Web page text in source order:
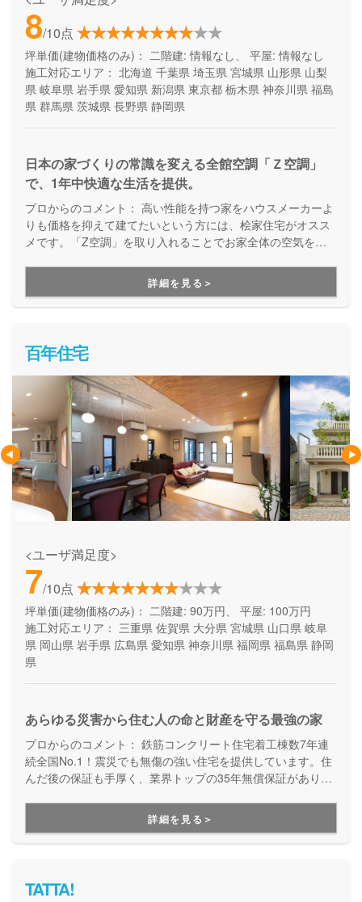
8/10点
坪単価(建物価格のみ)： 二階建: 情報なし、 平屋: 情報なし
施工対応エリア： 北海道 千葉県 埼玉県 宮城県 山形県 山梨
県 岐阜県 岩手県 愛知県 新潟県 東京都 栃木県 神奈川県 福島
県 群馬県 茨城県 長野県 静岡県
日本の家づくりの常識を変える全館空調「Ｚ空調」
で、1年中快適な生活を提供。
プロからのコメント：
りも価格を抑えて建てたいという方には、桧家住宅がオスス
メです。「Z空調」を取り入れることでお家全体の空気を循
まいづくりをしています。Z空調の性能を体験できる施設も
あるので、体験した上で納得してお家づくりを進めることが
出来ます。是非一度、実際に足を運んで体験してみてくださ
詳細を見る＞
百年住宅
<ユーザ満足度>
7/10点
坪単価(建物価格のみ)： 二階建: 90万円、 平屋: 100万円
施工対応エリア： 三重県 佐賀県 大分県 宮城県 山口県 岐阜
県 岡山県 岩手県 広島県 愛知県 神奈川県 福岡県 福島県 静岡
県
あらゆる災害から住む人の命と財産を守る最強の家
プロからのコメント：
続全国No.1！震災でも無傷の強い住宅を提供しています。住
んだ後の保証も手厚く、業界トップの35年無償保証があり、
した災害対策で安心できる家づくりをしたい方にオススメで
詳細を見る＞
TATTA!